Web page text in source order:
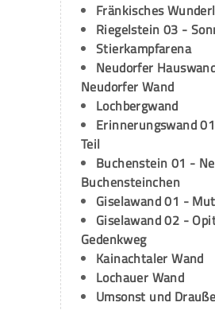
Fränkisches
Riegelstein 03 -
Stierkampfarena
Neudorfer
Neudorfer Wand
Lochbergwand
Erinnerungswand
Teil
Buchenstein 01 -
Buchensteinchen
Giselawand 01 -
Giselawand 02 -
Gedenkweg
Kainachtaler Wand
Lochauer Wand
Umsonst und